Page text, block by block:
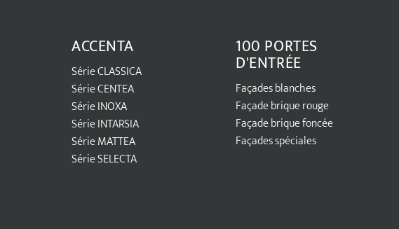
ACCENTA
Série CLASSICA
Série CENTEA
Série INOXA
Série INTARSIA
Série MATTEA
Série SELECTA
100 PORTES
D'ENTRÉE
Façades blanches
Façade brique rouge
Façade brique foncée
Façades spéciales